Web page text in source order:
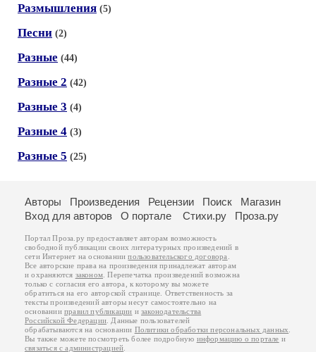
Размышления (5)
Песни (2)
Разные (44)
Разные 2 (42)
Разные 3 (4)
Разные 4 (3)
Разные 5 (25)
Авторы Произведения Рецензии Поиск
Магазин
Вход для авторов
О портале Стихи.ру Проза.ру
Портал Проза.ру предоставляет авторам возможность
свободной публикации своих литературных произведений в
сети Интернет на основаниипользовательского договора
Все авторские права на произведения принадлежат авторам
и охраняются законом . Перепечатка произведений возможна
только с согласия его автора, к которому вы можете
обратиться на его авторской странице. Ответственность за
тексты произведений авторы несут самостоятельно на
основанииправил публикации изаконодательства
Российской Федерации . Данные пользователей
обрабатываются на основании Политики обработки персональных данных
Вы также можете посмотреть более подробную информацию о портале и
связаться с администрацией